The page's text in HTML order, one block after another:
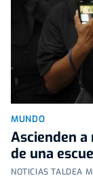
MUNDO
Ascienden
de una
NOTICIAS TALDEA